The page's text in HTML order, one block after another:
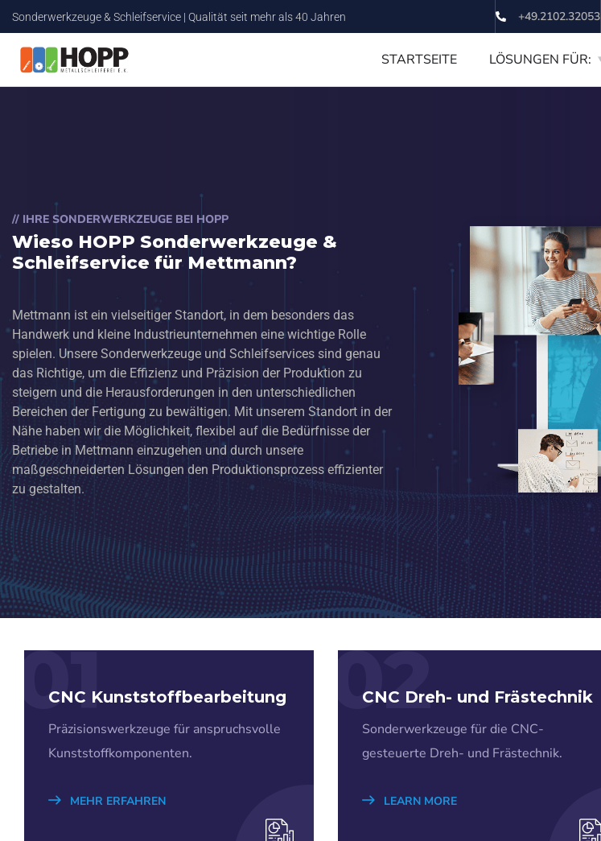
Sonderwerkzeuge & Schleifservice | Qualität seit mehr als 40 Jahren +49.2102.32053
STARTSEITE LÖSUNGEN FÜR:
// IHRE SONDERWERKZEUGE BEI HOPP
Wieso HOPP Sonderwerkzeuge &
Schleifservice für Mettmann?
Mettmann ist ein vielseitiger Standort, in dem besonders das
Handwerk und kleine Industrieunternehmen eine wichtige Rolle
spielen. Unsere Sonderwerkzeuge und Schleifservices sind genau
das Richtige, um die Effizienz und Präzision der Produktion zu
steigern und die Herausforderungen in den unterschiedlichen
Bereichen der Fertigung zu bewältigen. Mit unserem Standort in der
Nähe haben wir die Möglichkeit, flexibel auf die Bedürfnisse der
Betriebe in Mettmann einzugehen und durch unsere
maßgeschneiderten Lösungen den Produktionsprozess effizienter
zu gestalten.
01
CNC Kunststoffbearbeitung
Präzisionswerkzeuge für anspruchsvolle
Kunststoffkomponenten.
MEHR ERFAHREN
02
CNC Dreh- und Frästechnik
Sonderwerkzeuge für die CNC-
gesteuerte Dreh- und Frästechnik.
LEARN MORE